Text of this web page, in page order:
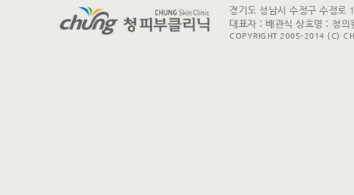
경기도 성남시 수정구 수정
대표자 : 배관식 상호명 : 청
COPYRIGHT 2005-2014 (C)